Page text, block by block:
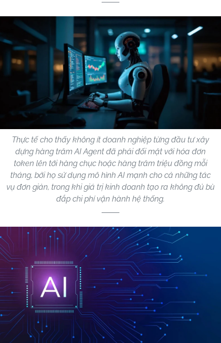
Thực tế cho thấy không ít doanh nghiệp từng đầu tư xây
dựng hàng trăm AI Agent đã phải đối mặt với hóa đơn
token lên tới hàng chục hoặc hàng trăm triệu đồng mỗi
tháng, bởi họ sử dụng mô hình AI mạnh cho cả những tác
vụ đơn giản, trong khi giá trị kinh doanh tạo ra không đủ bù
đắp chi phí vận hành hệ thống.